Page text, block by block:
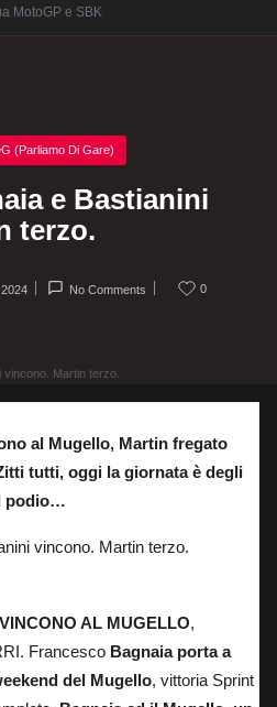
MotoGP e SBK
(Parliamo Di Gare)
e Bastianini
terzo.
No Comments 0
vincono. Martin terzo.
al Mugello, Martin fregato
tutti, oggi la giornata è degli
podio…
AL MUGELLO,
Francesco Bagnaia porta a
del Mugello, vittoria Sprint